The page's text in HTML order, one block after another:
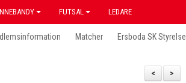
FUTSAL LEDARE
Matcher Ersboda SK Styrelse
>
<